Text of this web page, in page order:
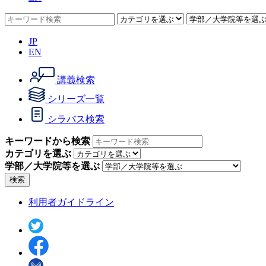
JP
EN
講義検索
シリーズ一覧
シラバス検索
キーワードから検索
カテゴリを選ぶ
学部／大学院等を選ぶ
検索
利用者ガイドライン